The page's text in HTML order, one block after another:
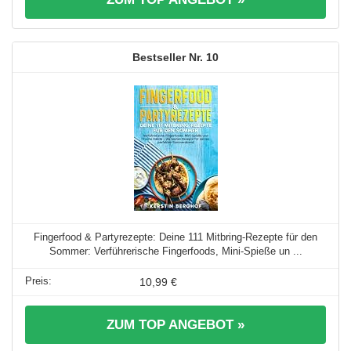
10
Fingerfood & Partyrezepte: Deine 111 Mitbring-Rezepte für den
Sommer: Verführerische Fingerfoods, Mini-Spieße un ...
10,99 €
ZUM TOP ANGEBOT »